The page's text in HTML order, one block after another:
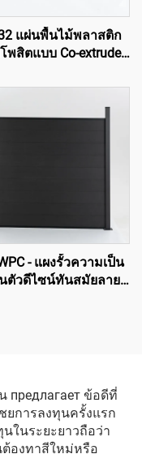
แผ่นพื้นไม้พลาสติก
พสิตแบบ Co-extruded
กแทนไม้ธรรมชาติรูป
- แผงรั้วความเป็น
ตัวดีไซน์ทันสมัยลาย
предлагает ข้อดีที่
ยการลงทุนครั้งแรก
ในระยะยาวถือว่า
ต้องทาสีใหม่หรือ